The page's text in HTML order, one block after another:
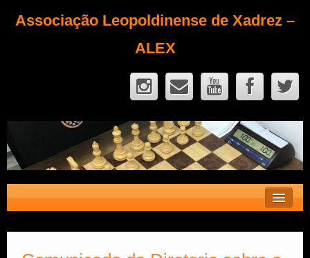
Associação Leopoldinense de Xadrez –
ALEX
Fique Sócio